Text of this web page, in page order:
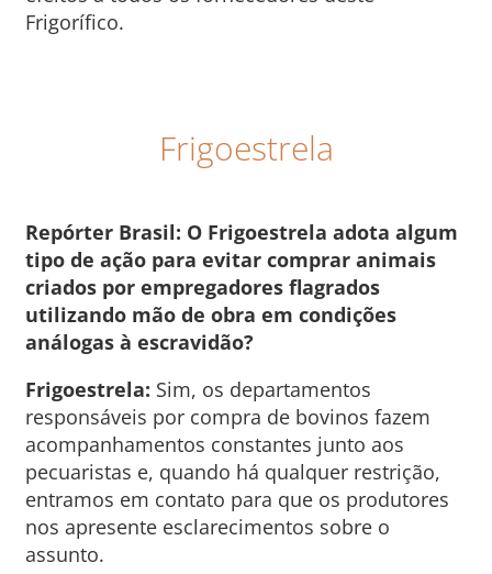
Frigorífico.
Frigoestrela
Repórter Brasil: O Frigoestrela adota algum
tipo de ação para evitar comprar animais
criados por empregadores flagrados
utilizando mão de obra em condições
análogas à escravidão?
Frigoestrela: Sim, os departamentos
responsáveis por compra de bovinos fazem
acompanhamentos constantes junto aos
pecuaristas e, quando há qualquer restrição,
entramos em contato para que os produtores
nos apresente esclarecimentos sobre o
assunto.